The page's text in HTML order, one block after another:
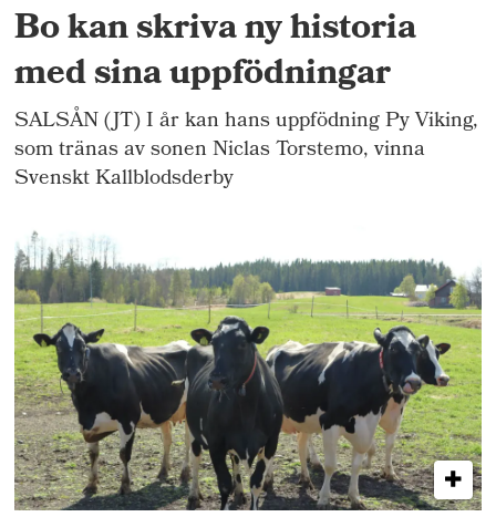
Bo kan skriva ny historia
med sina uppfödningar
SALSÅN (JT) I år kan hans uppfödning Py Viking,
som tränas av sonen Niclas Torstemo, vinna
Svenskt Kallblodsderby